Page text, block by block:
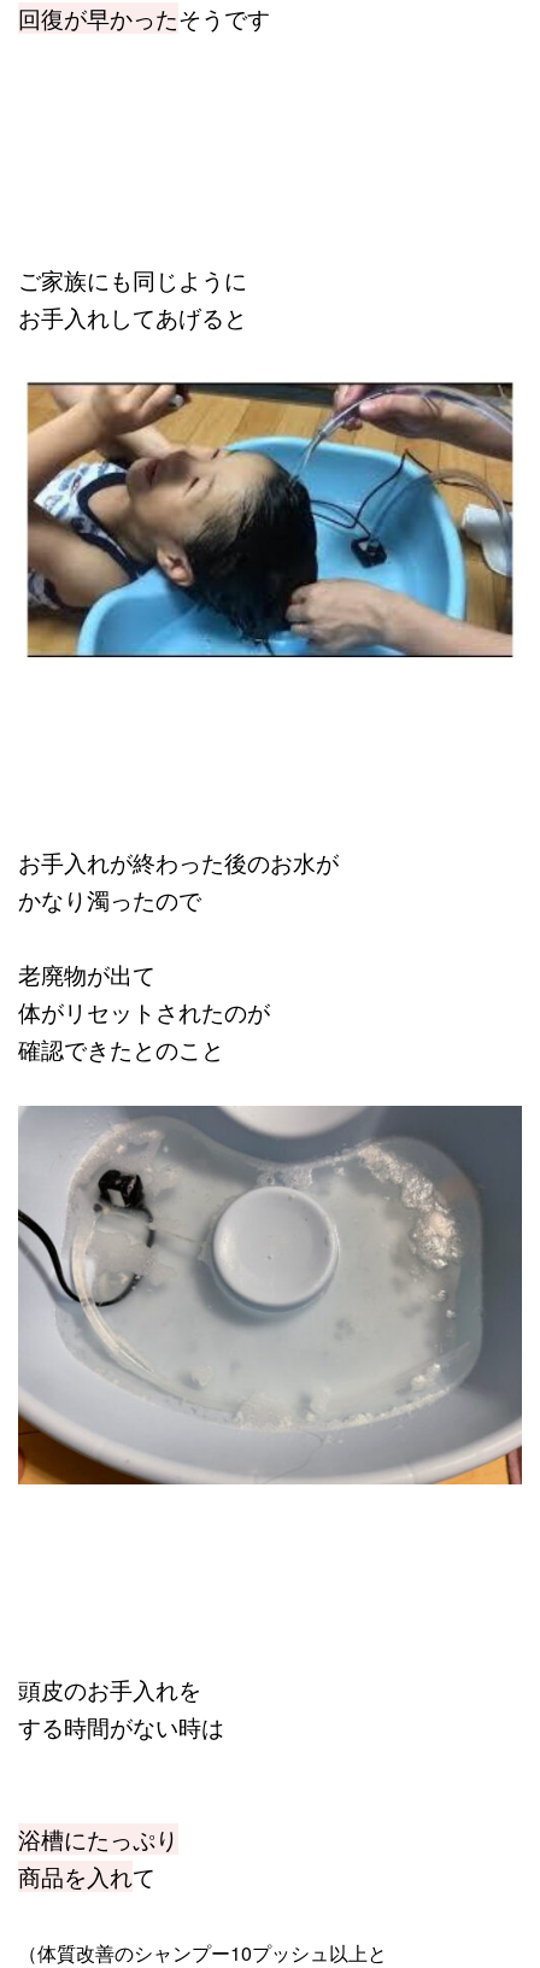
回復が早かったそうです
ご家族にも同じように
お手入れしてあげると
お手入れが終わった後のお水が
かなり濁ったので
老廃物が出て
体がリセットされたのが
確認できたとのこと
頭皮のお手入れを
する時間がない時は
浴槽にたっぷり
商品を入れて
（体質改善のシャンプー10プッシュ以上と